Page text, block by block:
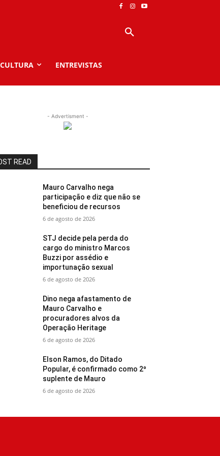
ENTREVISTAS
- Advertisment -
READ
Mauro Carvalho nega
participação e diz que não se
beneficiou de recursos
6 de agosto de 2026
STJ decide pela perda do
cargo do ministro Marcos
Buzzi por assédio e
importunação sexual
6 de agosto de 2026
Dino nega afastamento de
Mauro Carvalho e
procuradores alvos da
Operação Heritage
6 de agosto de 2026
Elson Ramos, do Ditado
Popular, é confirmado como 2º
suplente de Mauro
6 de agosto de 2026